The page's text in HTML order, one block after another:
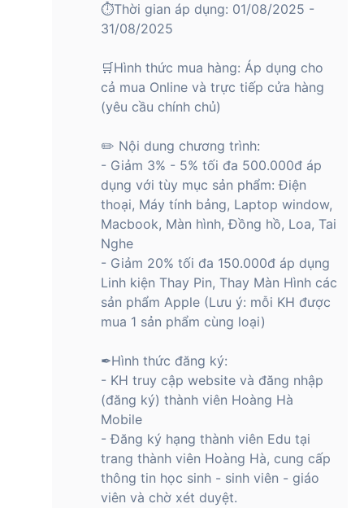
⏱️Thời gian áp dụng: 01/08/2025 -
31/08/2025
🛒Hình thức mua hàng: Áp dụng cho
cả mua Online và trực tiếp cửa hàng
(yêu cầu chính chủ)
✏️ Nội dung chương trình:
- Giảm 3% - 5% tối đa 500.000đ áp
dụng với tùy mục sản phẩm: Điện
thoại, Máy tính bảng, Laptop window,
Macbook, Màn hình, Đồng hồ, Loa, Tai
Nghe
- Giảm 20% tối đa 150.000đ áp dụng
Linh kiện Thay Pin, Thay Màn Hình các
sản phẩm Apple (Lưu ý: mỗi KH được
mua 1 sản phẩm cùng loại)
✒Hình thức đăng ký:
- KH truy cập website và đăng nhập
(đăng ký) thành viên Hoàng Hà
Mobile
- Đăng ký hạng thành viên Edu tại
trang thành viên Hoàng Hà, cung cấp
thông tin học sinh - sinh viên - giáo
viên và chờ xét duyệt.